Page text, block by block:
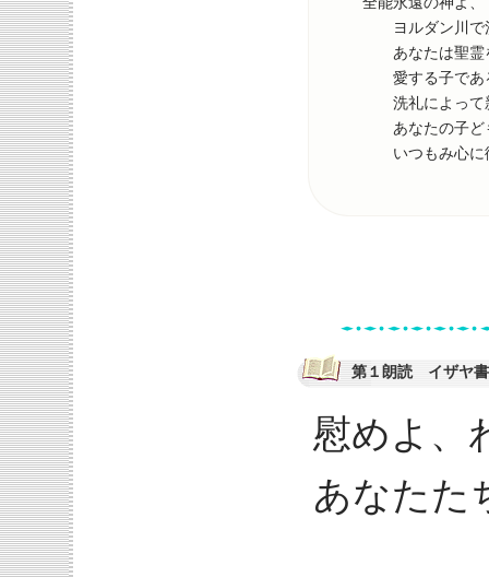
ヨルダン川で
あなたは聖霊
愛する子であ
洗礼によって
あなたの子ど
いつもみ心に
第１朗読 イザヤ
慰めよ、
あなたた